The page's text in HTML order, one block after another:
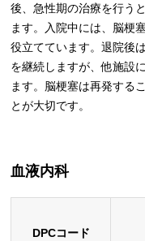
後、急性期の治療を行う
ます。入院中には、脳梗
役立てています。退院後
を継続しますが、他施設
ます。脳梗塞は再発する
とが大切です。
血液内科
DPCコード